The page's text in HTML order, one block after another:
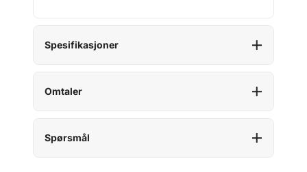
Spesifikasjoner
Omtaler
Spørsmål